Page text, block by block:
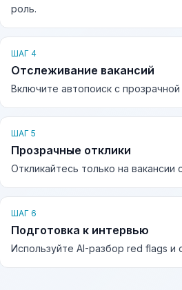
роль.
ШАГ 4
Отслеживание вакансий
Включите автопоиск с
ШАГ 5
Прозрачные отклики
Откликайтесь только на
ШАГ 6
Подготовка к интервью
Используйте AI-разбор red flags